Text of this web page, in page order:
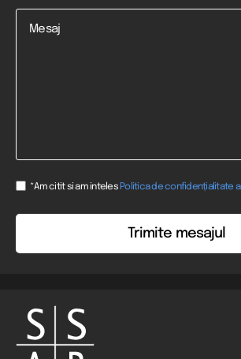
Mesaj
Consent
*Am citit si am inteles Politica de confidențialitate